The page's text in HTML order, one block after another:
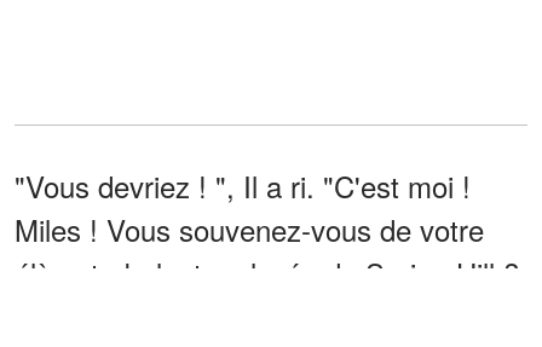
"Vous devriez ! ", Il a ri. "C'est moi !
Miles ! Vous souvenez-vous de votre
élève turbulent au lycée de Spring Hill ?